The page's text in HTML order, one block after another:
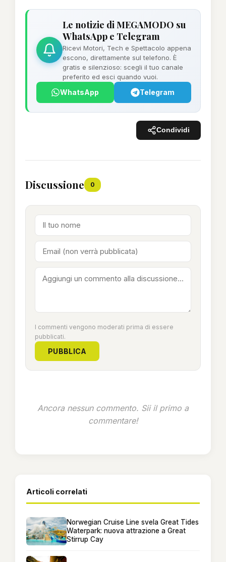
Le notizie di MEGAMODO su
WhatsApp e Telegram
Ricevi Motori, Tech e Spettacolo appena
escono, direttamente sul telefono. È
gratis e silenzioso: scegli il tuo canale
preferito ed esci quando vuoi.
WhatsApp Telegram
Condividi
Discussione 0
I commenti vengono moderati prima di essere
pubblicati.
PUBBLICA
Ancora nessun commento. Sii il primo a
commentare!
Articoli correlati
Norwegian Cruise Line svela Great Tides
Waterpark: nuova attrazione a Great
Stirrup Cay